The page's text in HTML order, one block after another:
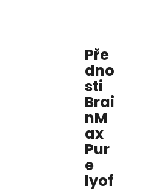
Pře
dno
sti
Brai
nM
ax
Pur
e
lyof